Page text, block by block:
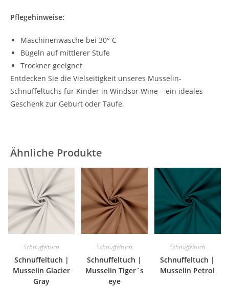
Pflegehinweise:
Maschinenwäsche bei 30° C
Bügeln auf mittlerer Stufe
Trockner geeignet
Entdecken Sie die Vielseitigkeit unseres Musselin-
Schnuffeltuchs für Kinder in Windsor Wine – ein ideales
Geschenk zur Geburt oder Taufe.
Ähnliche Produkte
Schnuffeltuch
Schnuffeltuch |
Musselin Glacier
Gray
Schnuffeltuch
Schnuffeltuch |
Musselin Tiger´s
eye
Schnuffeltuch
Schnuffeltuch |
Musselin Petrol